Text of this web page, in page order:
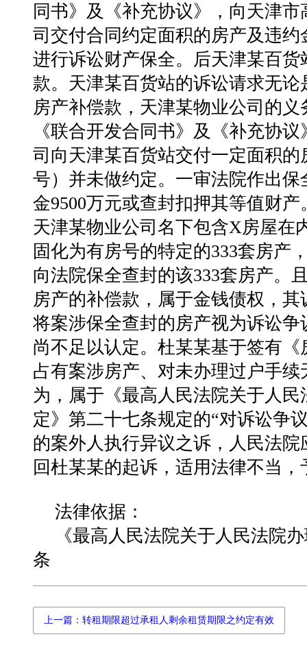
同书》及《补充协议》，向天津
司交付合同约定⾯积的房产及违
进⾏诉讼财产保全。后天津某百
款。天津某百货站的诉讼请求⽆
房产补偿款，天津某物业公司的
《联合开发合同书》及《补充协
司向天津某百货站交付⼀定⾯积
号）并未做约定。⼀审法院作出保
⾦9500万元或查封扣押其等值财
天津某物业公司名下包含X房屋在
固化为有房号的特定的333套房产
向法院保全查封的该333套房产。
房产的补偿款，属于⾦钱债权， 其
将案涉保全查封的房产视为诉讼争
尚不⾜以认定。杜某某基于签有《
占有案涉房产、对未办理过户⼿
为，属于《最⾼⼈民法院关于⼈
定》第⼆⼗七条规定的“对诉讼争
的案外⼈执⾏异议之诉，⼈民法
回杜某某的起诉，适⽤法律不当，
法律依据：
《最⾼⼈民法院关于⼈民法院
条
上一篇：转租期限超过承租人剩余租赁期限之约定有效